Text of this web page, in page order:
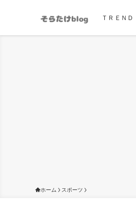
ＴＲＥＮ
ホーム スポーツ